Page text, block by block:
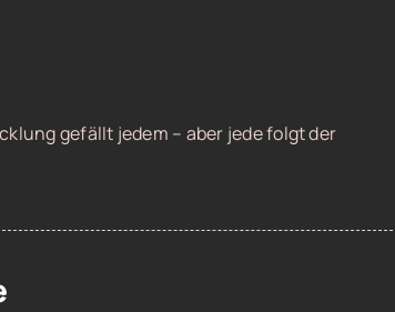
gefällt jedem – aber jede folgt der